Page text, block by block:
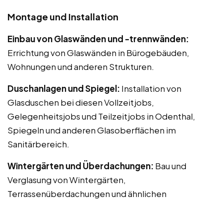
Montage und Installation
Einbau von Glaswänden und -trennwänden:
Errichtung von Glaswänden in Bürogebäuden,
Wohnungen und anderen Strukturen.
Duschanlagen und Spiegel: Installation von
Glasduschen bei diesen Vollzeitjobs,
Gelegenheitsjobs und Teilzeitjobs in Odenthal,
Spiegeln und anderen Glasoberflächen im
Sanitärbereich.
Wintergärten und Überdachungen: Bau und
Verglasung von Wintergärten,
Terrassenüberdachungen und ähnlichen